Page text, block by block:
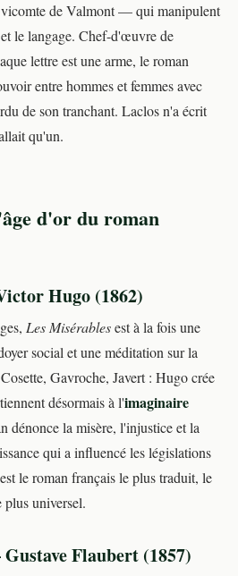
de Valmont — qui manipulent
le langage. Chef-d'œuvre de
lettre est une arme, le roman
entre hommes et femmes avec
de son tranchant. Laclos n'a écrit
qu'un.
d'or du roman
Hugo (1862)
Les Misérablesest à la fois une
social et une méditation sur la
Gavroche, Javert : Hugo crée
désormais à l'imaginaire
dénonce la misère, l'injustice et la
qui a influencé les législations
le roman français le plus traduit, le
plus universel.
Flaubert (1857)